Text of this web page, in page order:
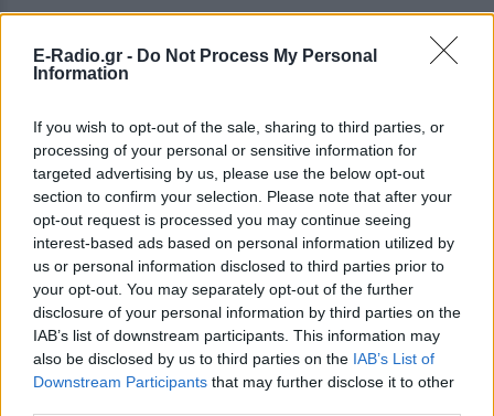
E-Radio.gr - Do Not Process My Personal
Information
If you wish to opt-out of the sale, sharing to third parties, or
processing of your personal or sensitive information for
targeted advertising by us, please use the below opt-out
section to confirm your selection. Please note that after your
opt-out request is processed you may continue seeing
interest-based ads based on personal information utilized by
us or personal information disclosed to third parties prior to
your opt-out. You may separately opt-out of the further
disclosure of your personal information by third parties on the
IAB’s list of downstream participants. This information may
also be disclosed by us to third parties on the IAB’s List of
Downstream Participants that may further disclose it to other